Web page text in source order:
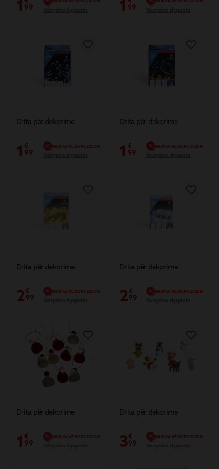
1 99
NUK KA NË DISPOZICION 1 99
NUK KA NË DISPOZICION
Drita për dekorime
1 €
99
NUK KA NË DISPOZICION
Drita për dekorime
1 €
99
NUK KA NË DISPOZICION
Drita për dekorime
2€
99
NUK KA NË DISPOZICION
Drita për dekorime
2€
99
NUK KA NË DISPOZICION
Drita për dekorime
1 €
99
NUK KA NË DISPOZICION
Drita për dekorime
3€
99
NUK KA NË DISPOZICION